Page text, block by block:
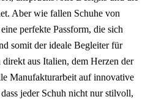
Aber wie fallen Schuhe von
perfekte Passform, die sich
somit der ideale Begleiter für
aus Italien, dem Herzen der
Manufakturarbeit auf innovative
jeder Schuh nicht nur stilvoll,